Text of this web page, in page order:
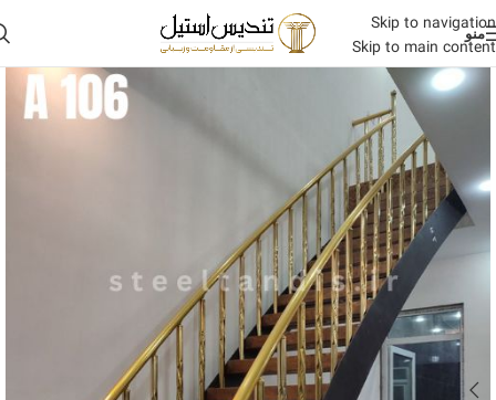
Skip to navigation
Skip to main content
منو